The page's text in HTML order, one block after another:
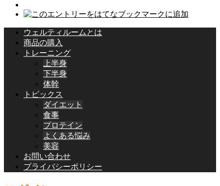
ウェルティルームとは
商品の購入
トレーニング
上半身
下半身
体幹
トピックス
ダイエット
食事
プロテイン
よくある悩み
美容
お問い合わせ
プライバシーポリシー